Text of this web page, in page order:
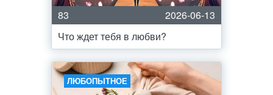
83
2026-06-13
Что ждет тебя в любви?
ЛЮБОПЫТНОЕ